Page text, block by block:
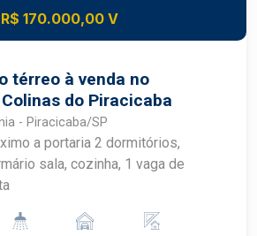
R$ 170.000,00 V
térreo à venda no
do Piracicaba
- Piracicaba/SP
a portaria 2 dormitórios,
sala, cozinha, 1 vaga de